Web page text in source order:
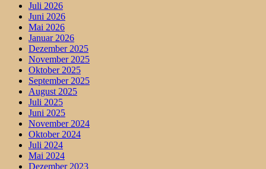
Juli 2026
Juni 2026
Mai 2026
Januar 2026
Dezember 2025
November 2025
Oktober 2025
September 2025
August 2025
Juli 2025
Juni 2025
November 2024
Oktober 2024
Juli 2024
Mai 2024
Dezember 2023